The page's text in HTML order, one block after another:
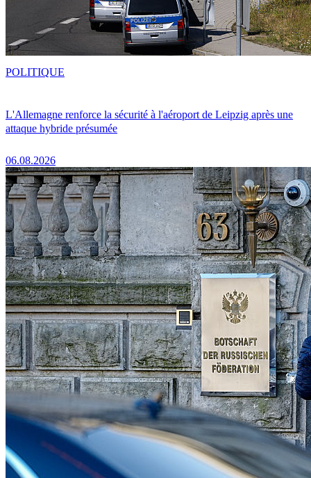
L'Allemagne renforce la sécurité à l'aéroport de Leipzig après une
attaque hybride présumée
06.08.2026
POLITIQUE